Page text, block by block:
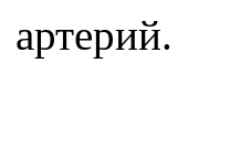
артерий.